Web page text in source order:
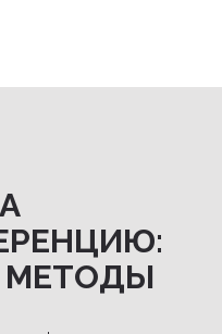
МЕТОДЫ